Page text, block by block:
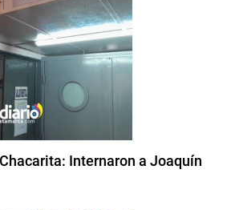
Internaron a Joaquín